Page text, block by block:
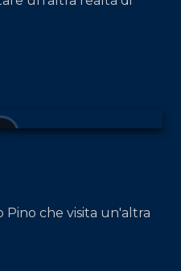
Pino che visita un'altra